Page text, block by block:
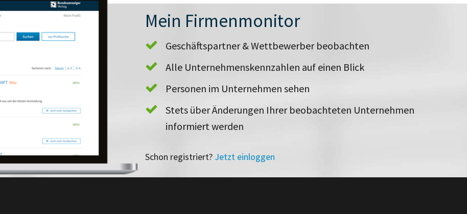
Mein Firmenmonitor
Geschäftspartner & Wettbewerber beobachten
Alle Unternehmenskennzahlen auf einen Blick
Personen im Unternehmen sehen
Stets über Änderungen Ihrer beobachteten Unternehmen
informiert werden
Schon registriert? Jetzt einloggen